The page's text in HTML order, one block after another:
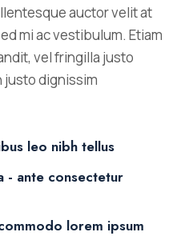
auctor velit at
mi ac vestibulum. Etiam
vel fringilla justo
justo dignissim
leo nibh tellus
- ante consectetur
lorem ipsum